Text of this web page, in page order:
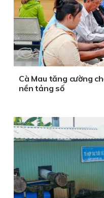
Cà Mau tăng cường
nền tảng số